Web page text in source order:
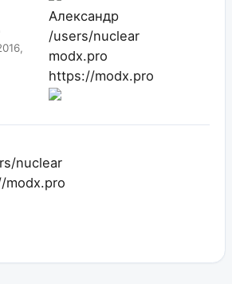
Александр
/users/nuclear
modx.pro
https://modx.pro
nuclear
modx.pro